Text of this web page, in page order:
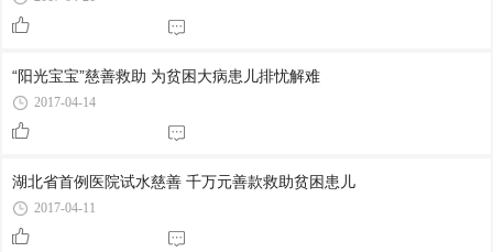
“阳光宝宝”慈善救助 为贫困大病患儿排忧解难
2017-04-14
湖北省首例医院试水慈善 千万元善款救助贫困患儿
2017-04-11